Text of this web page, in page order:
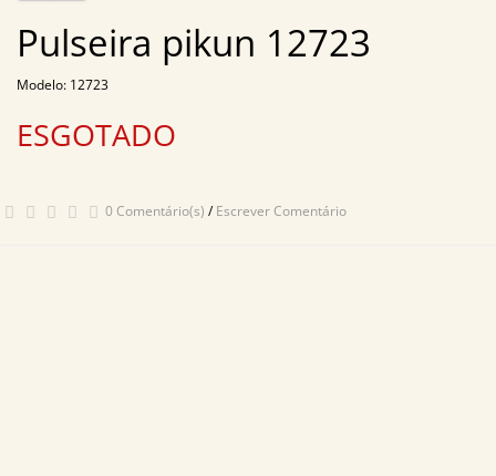
Pulseira pikun 12723
Modelo: 12723
ESGOTADO
0 Comentário(s) /Escrever Comentário